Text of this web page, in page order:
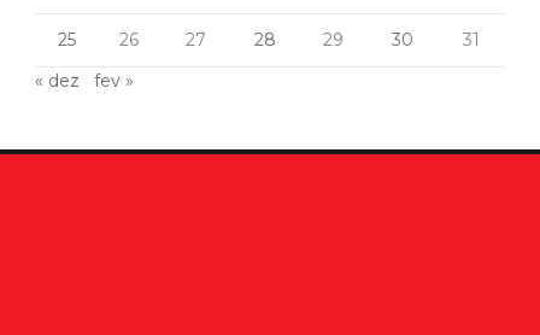
25 26 27 28 29 30
31
« dez
fev »